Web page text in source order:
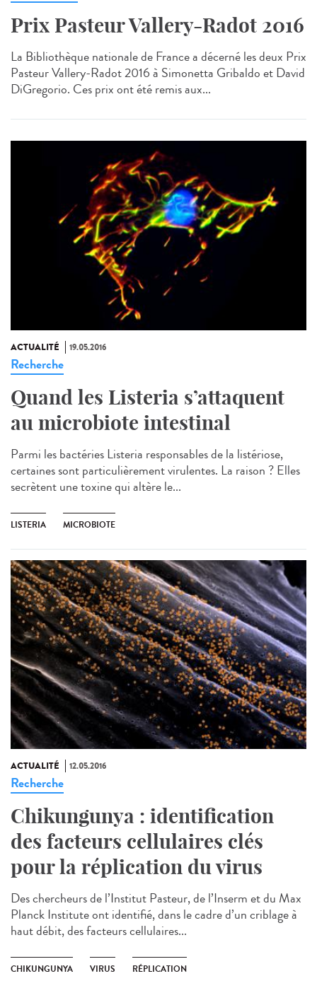
Prix Pasteur Vallery-Radot 2016
La Bibliothèque nationale de France a décerné les deux Prix
Pasteur Vallery-Radot 2016 à Simonetta Gribaldo et David
DiGregorio. Ces prix ont été remis aux...
ACTUALITÉ 19.05.2016
Recherche
Quand les Listeria s’attaquent
au microbiote intestinal
Parmi les bactéries Listeria responsables de la listériose,
certaines sont particulièrement virulentes. La raison ? Elles
secrètent une toxine qui altère le...
LISTERIA MICROBIOTE
ACTUALITÉ 12.05.2016
Recherche
Chikungunya : identification
des facteurs cellulaires clés
pour la réplication du virus
Des chercheurs de l’Institut Pasteur, de l’Inserm et du Max
Planck Institute ont identifié, dans le cadre d’un criblage à
haut débit, des facteurs cellulaires...
CHIKUNGUNYA VIRUS RÉPLICATION